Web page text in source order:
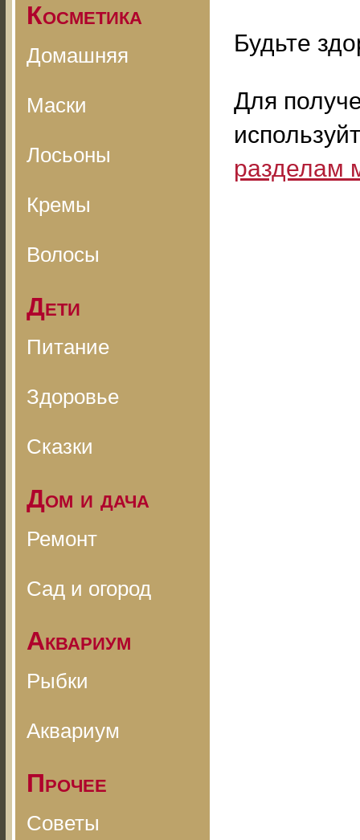
Косметика
Домашняя
Маски
Лосьоны
Кремы
Волосы
Дети
Питание
Здоровье
Сказки
Дом и дача
Ремонт
Сад и огород
Аквариум
Рыбки
Аквариум
Прочее
Советы
Будьте
Для
разделам